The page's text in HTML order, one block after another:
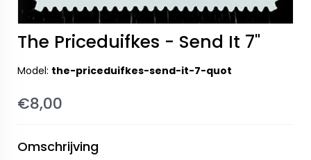
The Priceduifkes - Send It 7"
Model: the-priceduifkes-send-it-7-quot
€8,00
Omschrijving